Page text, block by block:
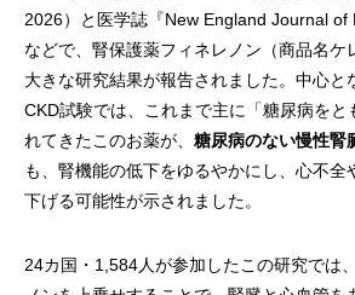
2026）と医学誌『New England Journal of
などで、腎保護薬フィネレノン（商品名ケ
大きな研究結果が報告されました。中心と
CKD試験では、これまで主に「糖尿病をと
れてきたこのお薬が、 糖尿病のない慢性腎
も、腎機能の低下をゆるやかにし、心不全
下げる可能性が示されました。
24カ国・1,584人が参加したこの研究では